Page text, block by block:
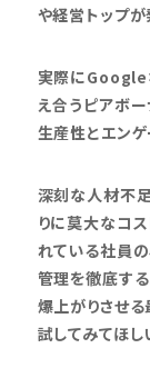
や経営トップが
実際にGoogle
え合うピアボ
生産性とエンゲ
深刻な人材不
りに莫大なコ
れている社員
管理を徹底す
爆上がりさせ
試してみてほし